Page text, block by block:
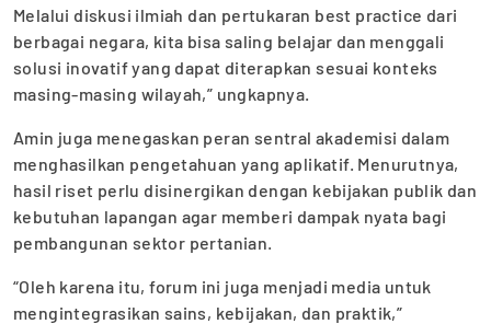
Melalui diskusi ilmiah dan pertukaran best practice dari
berbagai negara, kita bisa saling belajar dan menggali
solusi inovatif yang dapat diterapkan sesuai konteks
masing-masing wilayah,” ungkapnya.
Amin juga menegaskan peran sentral akademisi dalam
menghasilkan pengetahuan yang aplikatif. Menurutnya,
hasil riset perlu disinergikan dengan kebijakan publik dan
kebutuhan lapangan agar memberi dampak nyata bagi
pembangunan sektor pertanian.
“Oleh karena itu, forum ini juga menjadi media untuk
mengintegrasikan sains, kebijakan, dan praktik,”